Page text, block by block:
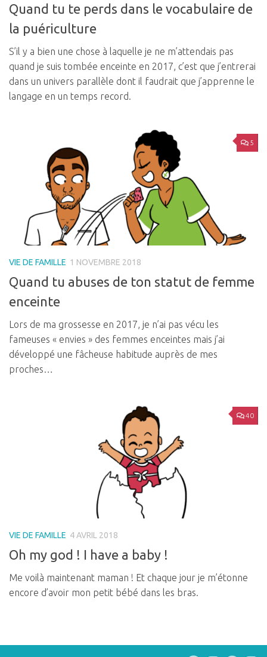
Quand tu te perds dans le vocabulaire de
la puériculture
S’il y a bien une chose à laquelle je ne m’attendais pas
quand je suis tombée enceinte en 2017, c’est que j’entrerai
dans un univers parallèle dont il faudrait que j’apprenne le
langage en un temps record.
5
VIE DE FAMILLE 1 NOVEMBRE 2018
Quand tu abuses de ton statut de femme
enceinte
Lors de ma grossesse en 2017, je n’ai pas vécu les
fameuses « envies » des femmes enceintes mais j’ai
développé une fâcheuse habitude auprès de mes
proches…
40
VIE DE FAMILLE 4 AVRIL 2018
Oh my god ! I have a baby !
Me voilà maintenant maman ! Et chaque jour je m’étonne
encore d’avoir mon petit bébé dans les bras.